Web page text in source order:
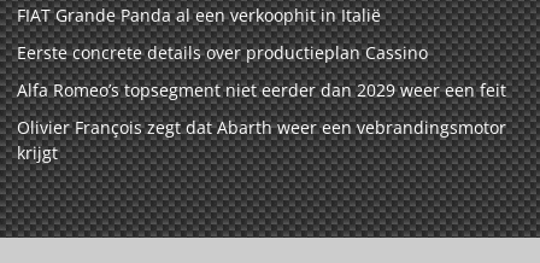
FIAT Grande Panda al een verkoophit in Italië
Eerste concrete details over productieplan Cassino
Alfa Romeo’s topsegment niet eerder dan 2029 weer een feit
Olivier François zegt dat Abarth weer een vebrandingsmotor
krijgt